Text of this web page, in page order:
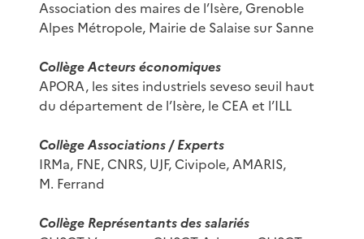
Association des maires de l’Isère, Grenoble
Alpes Métropole, Mairie de Salaise sur Sanne
Collège Acteurs économiques
APORA, les sites industriels seveso seuil haut
du département de l’Isère, le CEA et l’ILL
Collège Associations / Experts
IRMa, FNE, CNRS, UJF, Civipole, AMARIS,
M. Ferrand
Collège Représentants des salariés